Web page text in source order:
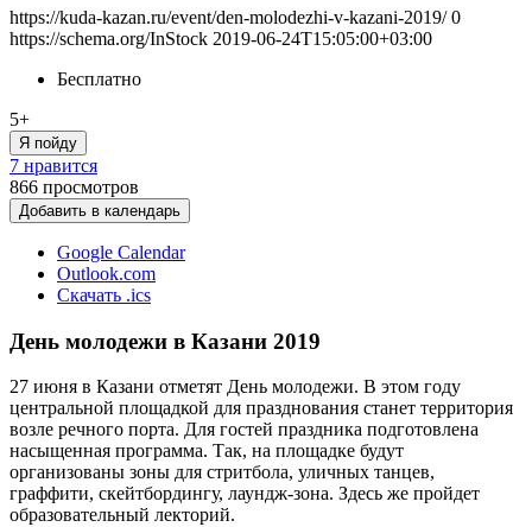
https://kuda-kazan.ru/event/den-molodezhi-v-kazani-2019/ 0
https://schema.org/InStock 2019-06-24T15:05:00+03:00
Бесплатно
5+
Я пойду
7 нравится
866 просмотров
Добавить в календарь
Google Calendar
Outlook.com
Скачать .ics
День молодежи в Казани 2019
27 июня в Казани отметят День молодежи. В этом году
центральной площадкой для празднования станет территория
возле речного порта. Для гостей праздника подготовлена
насыщенная программа. Так, на площадке будут
организованы зоны для стритбола, уличных танцев,
граффити, скейтбордингу, лаундж-зона. Здесь же пройдет
образовательный лекторий.